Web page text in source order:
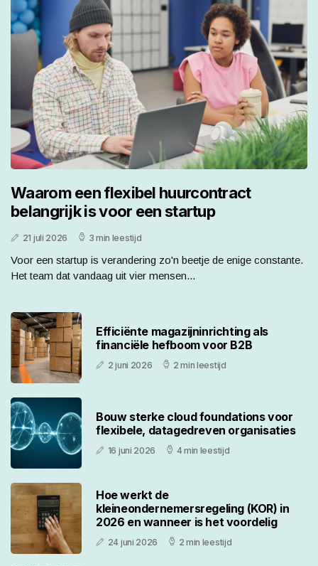
Waarom een flexibel huurcontract
belangrijk is voor een startup
21 juli 2026 3 min leestijd
Voor een startup is verandering zo'n beetje de enige constante.
Het team dat vandaag uit vier mensen...
Efficiënte magazijninrichting als
financiële hefboom voor B2B
2 juni 2026 2 min leestijd
Bouw sterke cloud foundations voor
flexibele, datagedreven organisaties
16 juni 2026 4 min leestijd
Hoe werkt de
kleineondernemersregeling (KOR) in
2026 en wanneer is het voordelig
24 juni 2026 2 min leestijd